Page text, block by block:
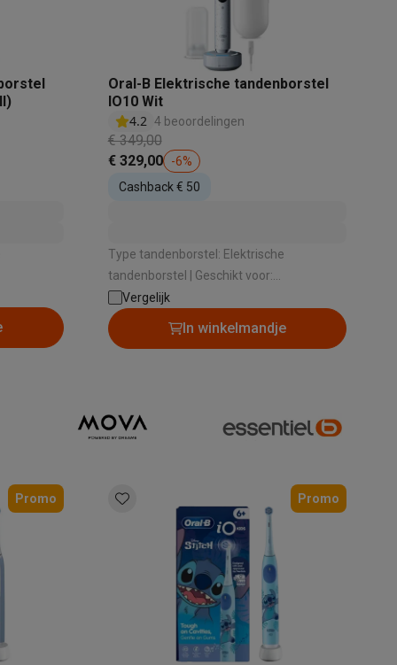
,
,
Oral-B Elektrische tandenborstel
IO10 Wit
4.2 4 beoordelingen
€ 349,00
€ 329,00
-6%
Cashback € 50
Type tandenborstel: Elektrische
tandenborstel | Geschikt voor:
Volwassenen | Aantal poetsstanden: 7 |
Type poetsstanden: Dagelijkse reiniging ,
Gevoelige tanden , Tandvleesverzorging ,
Vergelijk
In winkelmandje
Promo Promo